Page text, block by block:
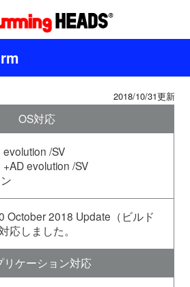
2018/10/31更新
OS対応
/SV
evolution /SV
October 2018 Update（ビルド
応しました。
リケーション対応